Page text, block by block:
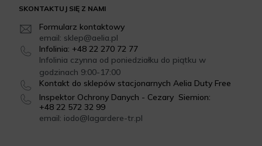
SKONTAKTUJ SIĘ Z NAMI
Formularz kontaktowy
email: sklep@aelia.pl
Infolinia: +48 22 270 72 77
Infolinia czynna od poniedziałku do piątku w
godzinach 9:00-17:00
Kontakt do sklepów stacjonarnych Aelia Duty Free
Inspektor Ochrony Danych - Cezary Siemion:
+48 22 572 32 99
email: iodo@lagardere-tr.pl